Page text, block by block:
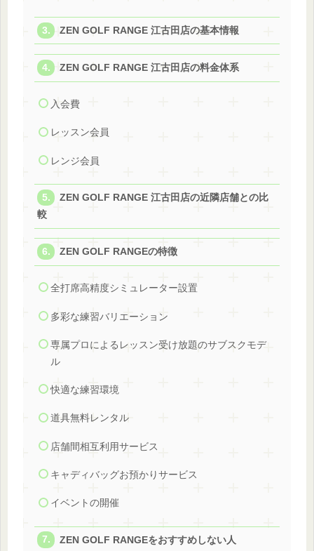
ZEN GOLF RANGE 江古田店の基本情報
ZEN GOLF RANGE 江古田店の料金体系
入会費
レッスン会員
レンジ会員
ZEN GOLF RANGE 江古田店の近隣店舗との比
較
ZEN GOLF RANGEの特徴
全打席高精度シミュレーター設置
多彩な練習バリエーション
専属プロによるレッスン受け放題のサブスクモデ
ル
快適な練習環境
道具無料レンタル
店舗間相互利用サービス
キャディバッグお預かりサービス
イベントの開催
ZEN GOLF RANGEをおすすめしない人